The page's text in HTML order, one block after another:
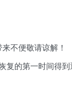
不便敬请谅解！
复的第一时间得到